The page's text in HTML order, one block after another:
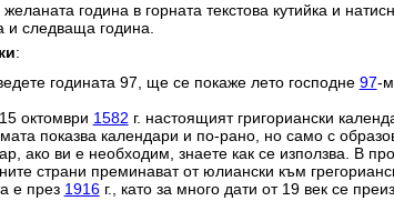
година в горната текстова кутийка и
и следваща година.
:
годината 97, ще се покаже лето господне 97-
октомври 1582 г. настоящият григориански
показва календари и по-рано, но само с
ако ви е необходим, знаете как се използва. В
страни преминават от юлиански към
е през 1916г., като за много дати от 19 век се